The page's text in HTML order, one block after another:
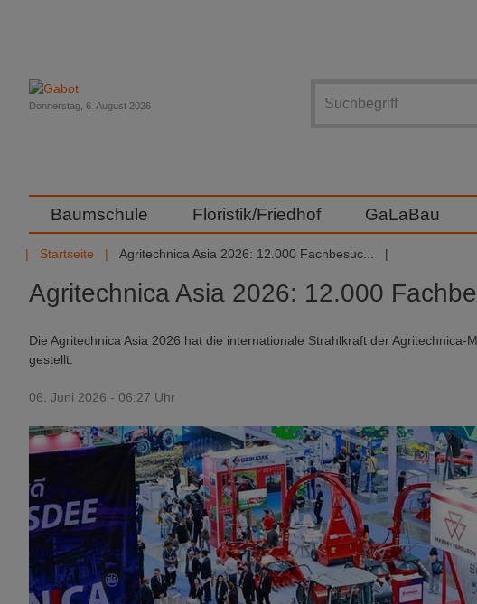
Donnerstag, 6. August 2026
Baumschule Floristik/Friedhof GaLaBau
Startseite Agritechnica Asia 2026: 12.000 Fachbesuc...
Agritechnica Asia 2026: 12.000
Die Agritechnica Asia 2026 hat die internationale Strahlkraft der Agritechnica-
gestellt.
06. Juni 2026 - 06:27 Uhr